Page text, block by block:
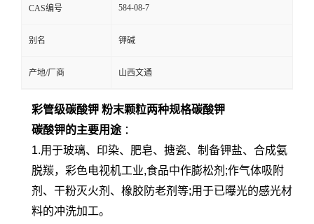
CAS编号 584-08-7
别名 钾碱
产地/厂商 山西文通
彩管级碳酸钾 粉末颗粒两种规格碳酸钾
碳酸钾的主要用途 ：
1.用于玻璃、印染、肥皂、搪瓷、制备钾盐、合成氨
脱羰，彩色电视机工业,食品中作膨松剂;作气体吸附
剂、干粉灭火剂、橡胶防老剂等;用于已曝光的感光材
料的冲洗加工。